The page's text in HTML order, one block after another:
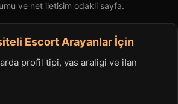
ve net iletisim odakli sayfa.
Escort Arayanlar İçin
profil tipi, yas araligi ve ilan